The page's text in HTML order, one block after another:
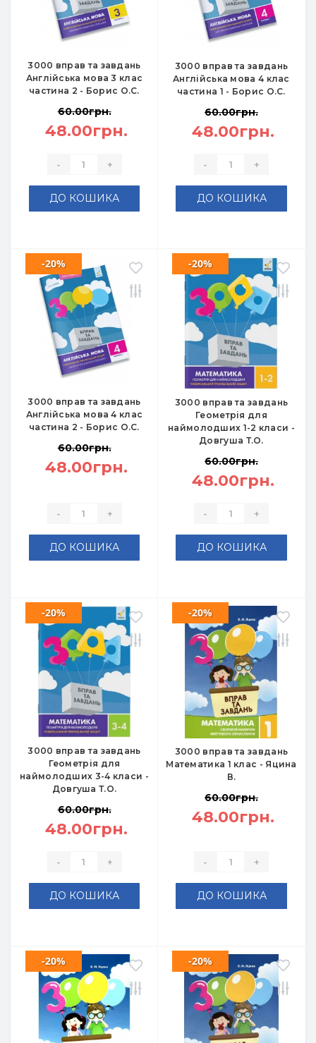
3000 вправ та завдань
Англійська мова 3 клас
частина 2 - Борис О.С.
60.00грн.
48.00грн.
- +
ДО КОШИКА
3000 вправ та завдань
Англійська мова 4 клас
частина 1 - Борис О.С.
60.00грн.
48.00грн.
- +
ДО КОШИКА
3000 вправ та завдань
Англійська мова 4 клас
частина 2 - Борис О.С.
-20%
60.00грн.
48.00грн.
- +
ДО КОШИКА
3000 вправ та завдань
Геометрія для
наймолодших 1-2 класи -
Довгуша Т.О.
-20%
60.00грн.
48.00грн.
- +
ДО КОШИКА
3000 вправ та завдань
Геометрія для
наймолодших 3-4 класи -
Довгуша Т.О.
-20%
60.00грн.
48.00грн.
- +
ДО КОШИКА
3000 вправ та завдань
Математика 1 клас - Яцина
В.
-20%
60.00грн.
48.00грн.
- +
ДО КОШИКА
-20% -20%